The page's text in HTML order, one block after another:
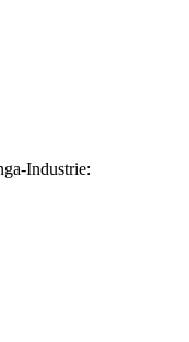
Industrie: